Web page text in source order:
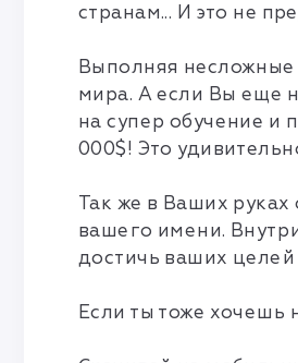
странам... И это не
Выполняя
мира. А если Вы еще
на супер обучение и
000$! Это
Так же в Ваших
вашего имени.
достичь ваших целей
Если ты тоже хочешь